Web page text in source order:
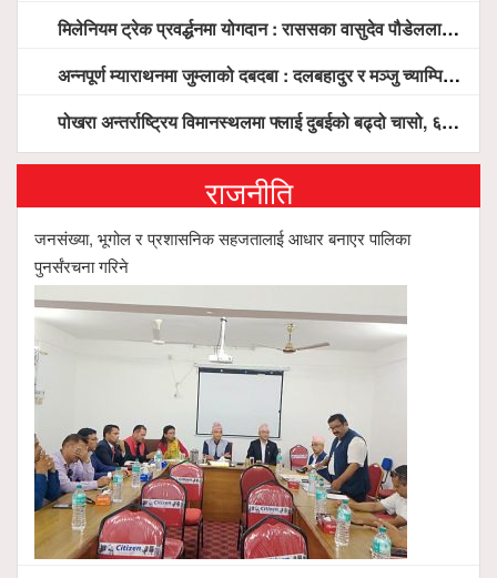
मिलेनियम ट्रेक प्रवर्द्धनमा योगदान : राससका वासुदेव पौडेललाई ‘मिलेनियम ट्रेक अवार्ड’ प्रदान गरिने
अन्नपूर्ण म्याराथनमा जुम्लाको दबदबा : दलबहादुर र मञ्जु च्याम्पियन, नगदसहित भव्य सम्मान
पोखरा अन्तर्राष्ट्रिय विमानस्थलमा फ्लाई दुबईको बढ्दो चासो, ६ घण्टा लामो प्राविधिक निरीक्षणपछि दैनिक उडानको ढोका खुल्दै
राजनीति
जनसंख्या, भूगोल र प्रशासनिक सहजतालाई आधार बनाएर पालिका
पुनर्संरचना गरिने